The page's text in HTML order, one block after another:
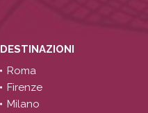
DESTINAZIONI
Roma
Firenze
Milano